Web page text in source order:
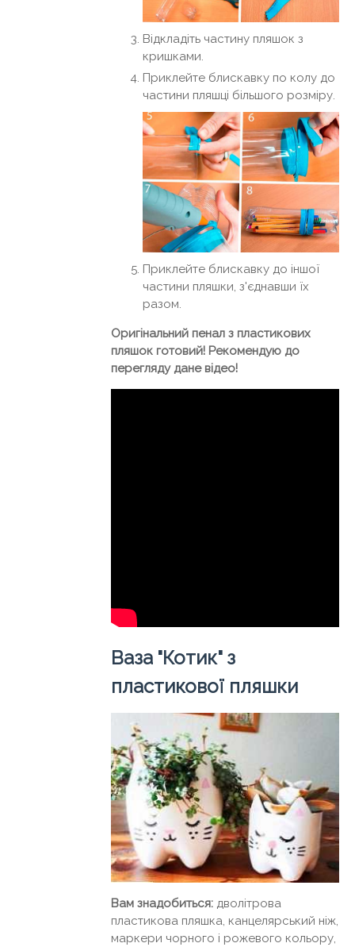
Відкладіть частину пляшок з
кришками.
Приклейте блискавку по колу до
частини пляшці більшого розміру.
Приклейте блискавку до іншої
частини пляшки, з'єднавши їх
разом.
Оригінальний пенал з пластикових
пляшок готовий! Рекомендую до
перегляду дане відео!
Ваза "Котик" з
пластикової пляшки
Вам знадобиться: дволітрова
пластикова пляшка, канцелярський ніж,
маркери чорного і рожевого кольору,